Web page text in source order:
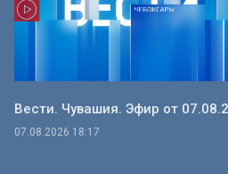
Вести. Чувашия. Эфир от
07.08.2026 18:17